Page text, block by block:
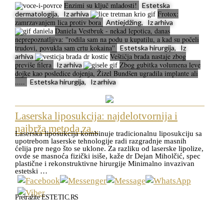
Enzimi su ključ mladosti!
Estetska
dermatologija, Iz arhiva
Frotox:
zamrzavanjem lica protiv bora Antiejdžing, Iz arhiva
Daniela Vestbruk - nekad lepotica, danas
neprepoznatljiva: ''rodila sam na podu u kupatilu, a kad su počeli
trudovi, povukla sam crtu kokaina''
Estetska hirurgija, Iz
arhiva
Veštičja brada nastaje zbog
previše filera
Iz arhiva
Zbog gubitka volumena leve
dojke kao posledice dojenja, Žizel Bundšen ugradila implante ali
.....
Estetska hirurgija, Iz arhiva
Laserska liposukcija: najdelotvornija i
najbrža metoda za...
Laserska liposukcija kombinuje tradicionalnu liposukciju sa
upotrebom laserske tehnologije radi razgradnje masnih
ćelija pre nego što se uklone. Za razliku od laserske lipolize,
ovde se masnoća fizički isiše, kaže dr Dejan Miholčić, spec
plastične i rekonstruktivne hirurgije Minimalno invazivan
estetski …
Pretražite ESTETIC.RS